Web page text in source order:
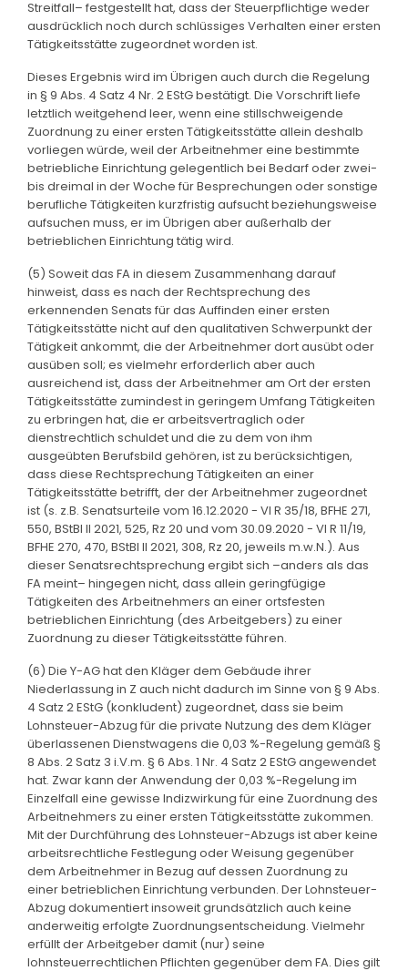
Streitfall– festgestellt hat, dass der Steuerpflichtige weder
ausdrücklich noch durch schlüssiges Verhalten einer ersten
Tätigkeitsstätte zugeordnet worden ist.
Dieses Ergebnis wird im Übrigen auch durch die Regelung
in § 9 Abs. 4 Satz 4 Nr. 2 EStG bestätigt. Die Vorschrift liefe
letztlich weitgehend leer, wenn eine stillschweigende
Zuordnung zu einer ersten Tätigkeitsstätte allein deshalb
vorliegen würde, weil der Arbeitnehmer eine bestimmte
betriebliche Einrichtung gelegentlich bei Bedarf oder zwei-
bis dreimal in der Woche für Besprechungen oder sonstige
berufliche Tätigkeiten kurzfristig aufsucht beziehungsweise
aufsuchen muss, er im Übrigen aber außerhalb der
betrieblichen Einrichtung tätig wird.
(5) Soweit das FA in diesem Zusammenhang darauf
hinweist, dass es nach der Rechtsprechung des
erkennenden Senats für das Auffinden einer ersten
Tätigkeitsstätte nicht auf den qualitativen Schwerpunkt der
Tätigkeit ankommt, die der Arbeitnehmer dort ausübt oder
ausüben soll; es vielmehr erforderlich aber auch
ausreichend ist, dass der Arbeitnehmer am Ort der ersten
Tätigkeitsstätte zumindest in geringem Umfang Tätigkeiten
zu erbringen hat, die er arbeitsvertraglich oder
dienstrechtlich schuldet und die zu dem von ihm
ausgeübten Berufsbild gehören, ist zu berücksichtigen,
dass diese Rechtsprechung Tätigkeiten an einer
Tätigkeitsstätte betrifft, der der Arbeitnehmer zugeordnet
ist (s. z.B. Senatsurteile vom 16.12.2020 - VI R 35/18, BFHE 271,
550, BStBl II 2021, 525, Rz 20 und vom 30.09.2020 - VI R 11/19,
BFHE 270, 470, BStBl II 2021, 308, Rz 20, jeweils m.w.N.). Aus
dieser Senatsrechtsprechung ergibt sich –anders als das
FA meint– hingegen nicht, dass allein geringfügige
Tätigkeiten des Arbeitnehmers an einer ortsfesten
betrieblichen Einrichtung (des Arbeitgebers) zu einer
Zuordnung zu dieser Tätigkeitsstätte führen.
(6) Die Y-AG hat den Kläger dem Gebäude ihrer
Niederlassung in Z auch nicht dadurch im Sinne von § 9 Abs.
4 Satz 2 EStG (konkludent) zugeordnet, dass sie beim
Lohnsteuer-Abzug für die private Nutzung des dem Kläger
überlassenen Dienstwagens die 0,03 %-Regelung gemäß §
8 Abs. 2 Satz 3 i.V.m. § 6 Abs. 1 Nr. 4 Satz 2 EStG angewendet
hat. Zwar kann der Anwendung der 0,03 %-Regelung im
Einzelfall eine gewisse Indizwirkung für eine Zuordnung des
Arbeitnehmers zu einer ersten Tätigkeitsstätte zukommen.
Mit der Durchführung des Lohnsteuer-Abzugs ist aber keine
arbeitsrechtliche Festlegung oder Weisung gegenüber
dem Arbeitnehmer in Bezug auf dessen Zuordnung zu
einer betrieblichen Einrichtung verbunden. Der Lohnsteuer-
Abzug dokumentiert insoweit grundsätzlich auch keine
anderweitig erfolgte Zuordnungsentscheidung. Vielmehr
erfüllt der Arbeitgeber damit (nur) seine
lohnsteuerrechtlichen Pflichten gegenüber dem FA. Dies gilt